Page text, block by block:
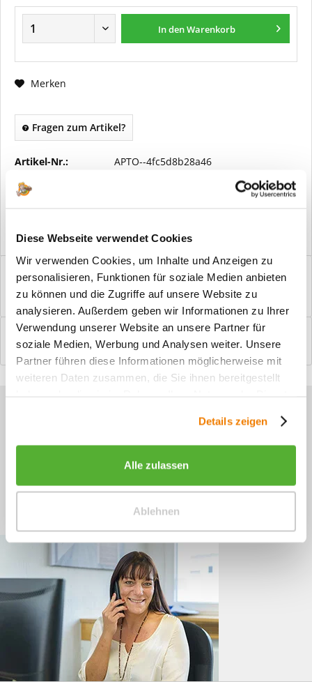
Diese Webseite verwendet Cookies
Wir verwenden Cookies, um Inhalte und Anzeigen zu
personalisieren, Funktionen für soziale Medien anbieten
zu können und die Zugriffe auf unsere Website zu
analysieren. Außerdem geben wir Informationen zu Ihrer
Verwendung unserer Website an unsere Partner für
soziale Medien, Werbung und Analysen weiter. Unsere
Partner führen diese Informationen möglicherweise mit
weiteren Daten zusammen, die Sie ihnen bereitgestellt
Details zeigen
Alle zulassen
Ablehnen
In denWarenkorb
Merken
Fragen zum Artikel?
Artikel-Nr.: APTO--4fc5d8b28a46
Vorteile
Windfangelemente online am Bildschirm konfigurieren und
einbaufertig bestellen. In wenigen...
Bewertungen
0
Bewertungen lesen, schreiben und diskutieren...mehr
Sie haben Fragen zu unseren
+49 (0)4244 965 34 04
Mo - Do, 09:00 - 16:00 Uhr
und Fr, 09:00 - 13:00 Uhr